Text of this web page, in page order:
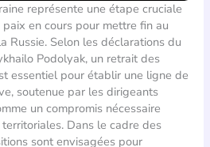
représente une étape cruciale
en cours pour mettre fin au
Russie. Selon les déclarations du
Podolyak, un retrait des
essentiel pour établir une ligne de
soutenue par les dirigeants
un compromis nécessaire
Dans le cadre des
sont envisagées pour